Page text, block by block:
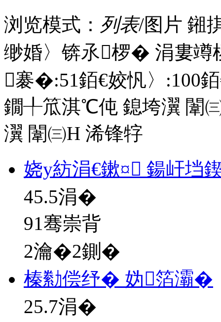
浏览模式： 列表/图片 鎺
缈婚〉锛氶椤� 涓婁
褰�:51銆€姣忛〉:100
鐗╀笟淇℃伅 鎴垮瀷 闈
瀷 闈㈢Н 浠锋牸
娆у紡涓€鏉¤ 鍚屽垱
45.5涓�
91骞崇背
2瀹�2鍘�
榛勬偿纾� 妫箔灞�
25.7涓�